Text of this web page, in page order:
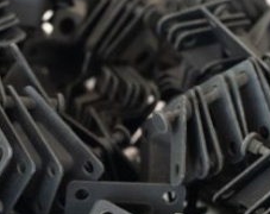
Software 3D
Stampanti 3D
Video